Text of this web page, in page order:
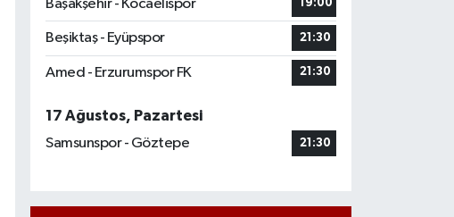
Başakşehir - Kocaelispor
19:00
Beşiktaş - Eyüpspor 21:30
Amed - Erzurumspor FK 21:30
17 Ağustos, Pazartesi
Samsunspor - Göztepe
21:30